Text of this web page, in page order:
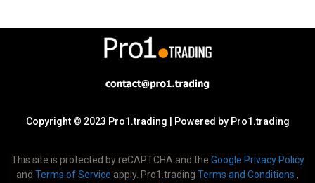
Copyright © 2023 Pro1.trading | Powered by Pro1.trading
This site is protected by reCAPTCHA and the Google Privacy Policy
and Terms of Service apply. Pro1.trading Terms and Conditions ,